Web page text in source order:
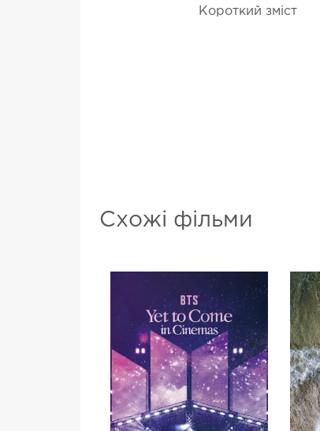
Короткий зміст
Схожі фільми